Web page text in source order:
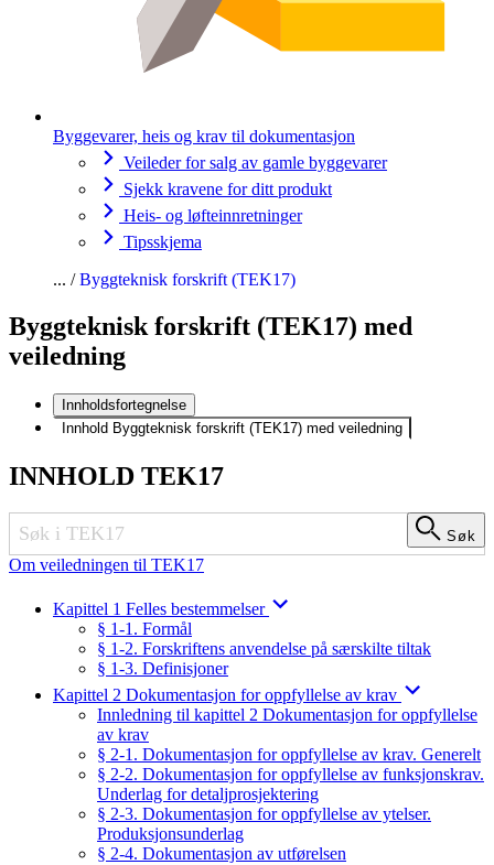
Byggevarer, heis og krav til dokumentasjon
Veileder for salg av gamle byggevarer
Sjekk kravene for ditt produkt
Heis- og løfteinnretninger
Tipsskjema
Byggteknisk forskrift (TEK17)
Byggteknisk forskrift (TEK17) med
veiledning
Innholdsfortegnelse
Innhold Byggteknisk forskrift (TEK17) med veiledning
INNHOLD TEK17
Søk
Om veiledningen til TEK17
Kapittel 1 Felles bestemmelser
§ 1-1. Formål
§ 1-2. Forskriftens anvendelse på særskilte tiltak
§ 1-3. Definisjoner
Kapittel 2 Dokumentasjon for oppfyllelse av krav
Innledning til kapittel 2 Dokumentasjon for oppfyllelse
av krav
§ 2-1. Dokumentasjon for oppfyllelse av krav. Generelt
§ 2-2. Dokumentasjon for oppfyllelse av funksjonskrav.
Underlag for detaljprosjektering
§ 2-3. Dokumentasjon for oppfyllelse av ytelser.
Produksjonsunderlag
§ 2-4. Dokumentasjon av utførelsen